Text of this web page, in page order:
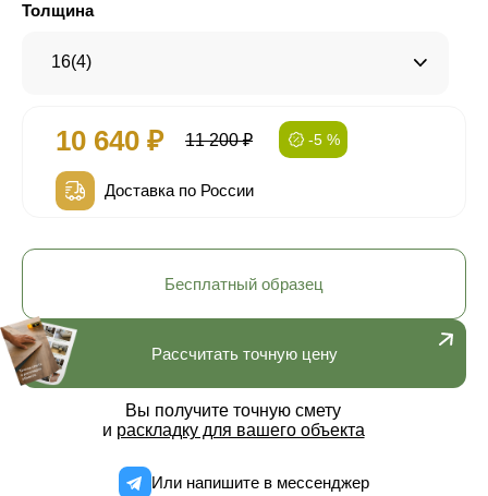
Толщина
16(4)
10 640 ₽ 11 200 ₽ -5 %
Доставка по России
Рассчитать точную цену
Вы получите точную смету
и раскладку для вашего объекта
Или напишите в мессенджер
Бесплатный образец